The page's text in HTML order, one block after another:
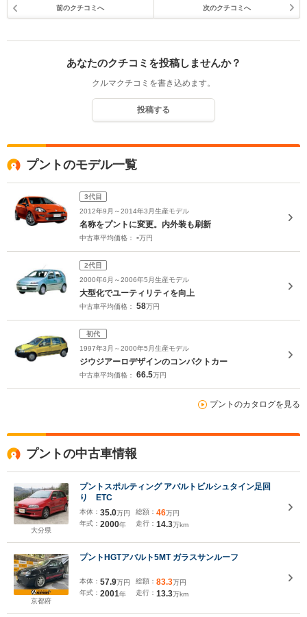
前のクチコミへ 次のクチコミへ
あなたのクチコミを投稿しませんか？
クルマクチコミを書き込めます。
投稿する
プントのモデル一覧
3代目
2012年9月～2014年3月生産モデル
名称をプントに変更。内外装も刷新
中古車平均価格： -万円
2代目
2000年6月～2006年5月生産モデル
大型化でユーティリティを向上
中古車平均価格： 58万円
初代
1997年3月～2000年5月生産モデル
ジウジアーロデザインのコンパクトカー
中古車平均価格： 66.5万円
プントのカタログを見る
プントの中古車情報
大分県
プントスポルティング アバルトビルシュタイン足回
り ETC
本体： 35.0万円
年式： 2000年
総額： 46万円
走行： 14.3万km
京都府
プントHGTアバルト5MT ガラスサンルーフ
本体： 57.9万円
年式： 2001年
総額： 83.3万円
走行： 13.3万km